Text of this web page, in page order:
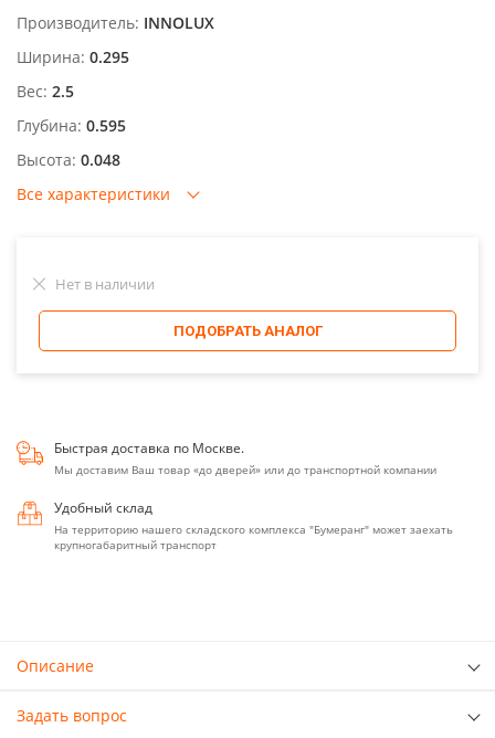
Производитель: INNOLUX
Ширина: 0.295
Вес: 2.5
Глубина: 0.595
Высота: 0.048
Все характеристики
Нет в наличии
ПОДОБРАТЬ АНАЛОГ
Быстрая доставка по Москве.
Мы доставим Ваш товар «до дверей» или до транспортной компании
Удобный склад
На территорию нашего складского комплекса "Бумеранг" может заехать
крупногабаритный транспорт
Описание
Задать вопрос